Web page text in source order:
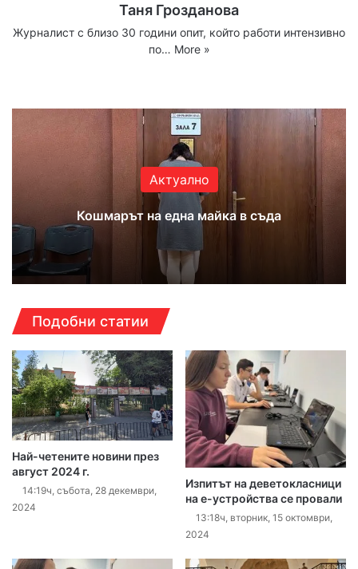
Таня Грозданова
Журналист с близо 30 години опит, който работи интензивно
по… More »
Актуално
Кошмарът на една майка в съда
Подобни статии
Най-четените новини през
август 2024 г.
14:19ч, събота, 28 декември,
2024
Изпитът на деветокласници
на е-устройства се провали
13:18ч, вторник, 15 октомври,
2024